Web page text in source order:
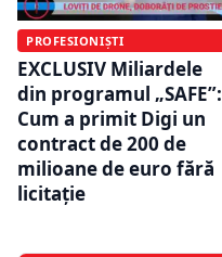
PROFESIONIȘTI
EXCLUSIV Miliardele
din programul „SAFE”:
Cum a primit Digi un
contract de 200 de
milioane de euro fără
licitație